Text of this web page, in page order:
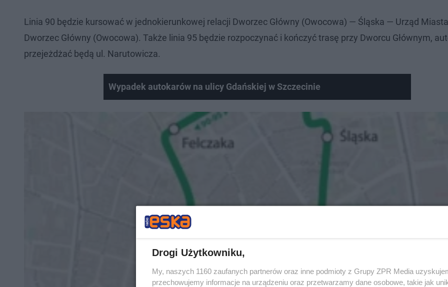
Linia 90 będzie kursować w jednokierunkowej relacji Dworzec Główny (Owocowa) — Śląska — Urząd
Dworzec Główny (Owocowa). Także linia 95 będzie rozpoczynać i kończyć trasę przy Dworcu Głównym,
przejeżdżać będą ul. Narutowicza.
Wypadek autokarów na ulicy Gdańskiej w Szczecinie
Drogi Użytkowniku,
My, naszych 1160 zaufanych partnerów oraz inne podmioty z Grupy ZPR Media
przechowujemy informacje na urządzeniu oraz przetwarzamy dane osobowe, takie jak